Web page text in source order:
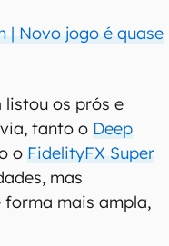
| Novo jogo é quase
listou os prós e
tanto o Deep
o FidelityFX Super
mas
mais ampla,